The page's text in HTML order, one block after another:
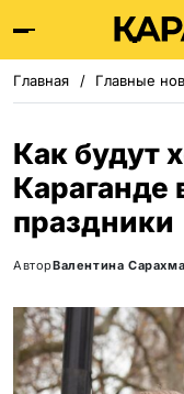
Главная Главные
Как будут
Караганде
праздники
АвторВалентина